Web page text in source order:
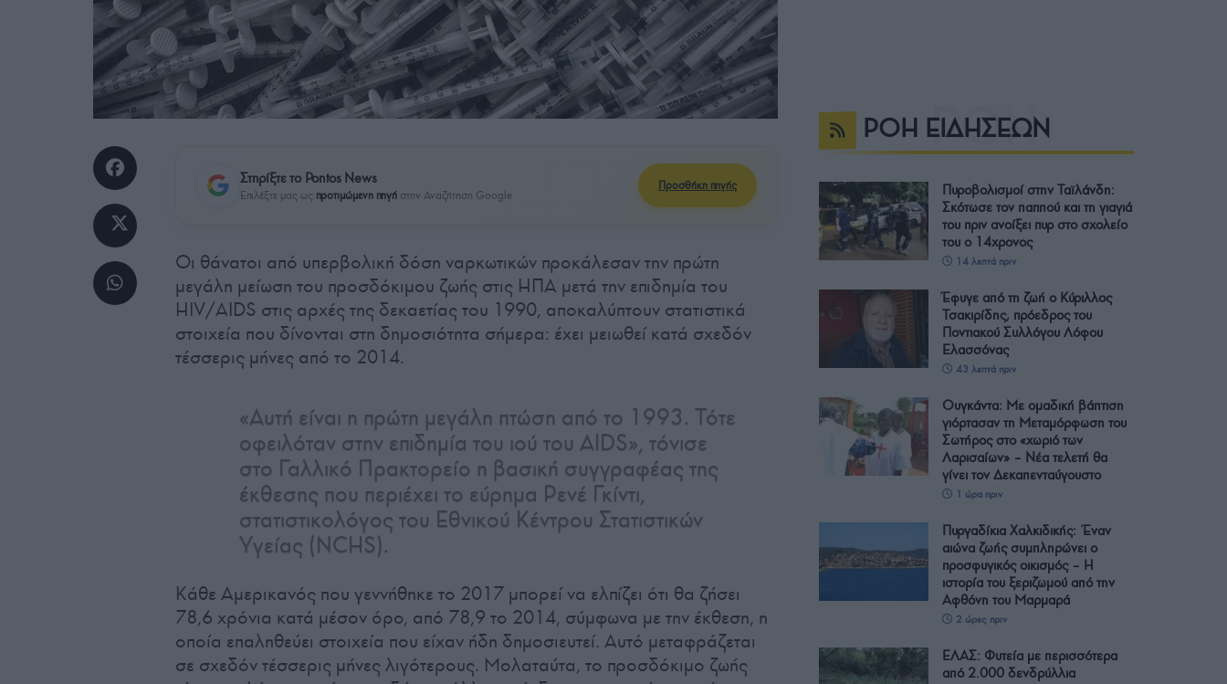
Στηρίξτε το Pontos News
Επιλέξτε μας ως προτιμώμενη πηγή στην Αναζήτηση Google
Προσθήκη πηγής
Οι θάνατοι από υπερβολική δόση ναρκωτικών προκάλεσαν την πρώτη
μεγάλη μείωση του προσδόκιμου ζωής στις ΗΠΑ μετά την επιδημία του
HIV/AIDS στις αρχές της δεκαετίας του 1990, αποκαλύπτουν στατιστικά
στοιχεία που δίνονται στη δημοσιότητα σήμερα: έχει μειωθεί κατά σχεδόν
τέσσερις μήνες από το 2014.
«Αυτή είναι η πρώτη μεγάλη πτώση από το 1993. Τότε
οφειλόταν στην επιδημία του ιού του AIDS», τόνισε
στο Γαλλικό Πρακτορείο η βασική συγγραφέας της
έκθεσης που περιέχει το εύρημα Ρενέ Γκίντι,
στατιστικολόγος του Εθνικού Κέντρου Στατιστικών
Υγείας (NCHS).
Κάθε Αμερικανός που γεννήθηκε το 2017 μπορεί να ελπίζει ότι θα ζήσει
78,6 χρόνια κατά μέσον όρο, από 78,9 το 2014, σύμφωνα με την έκθεση, η
οποία επαληθεύει στοιχεία που είχαν ήδη δημοσιευτεί. Αυτό μεταφράζεται
σε σχεδόν τέσσερις μήνες λιγότερους. Μολαταύτα, το προσδόκιμο ζωής
ΡΟΗ ΕΙΔΗΣΕΩΝ
Πυροβολισμοί στην Ταϊλάνδη:
Σκότωσε τον παππού και τη γιαγιά
του πριν ανοίξει πυρ στο σχολείο
του ο 14χρονος
14 λεπτά πριν
Έφυγε από τη ζωή ο Κύριλλος
Τσακιρίδης, πρόεδρος του
Ποντιακού Συλλόγου Λόφου
Ελασσόνας
43 λεπτά πριν
Ουγκάντα: Με ομαδική βάπτιση
γιόρτασαν τη Μεταμόρφωση του
Σωτήρος στο «χωριό των
Λαρισαίων» – Νέα τελετή θα
γίνει τον Δεκαπενταύγουστο
1 ώρα πριν
Πυργαδίκια Χαλκιδικής: Έναν
αιώνα ζωής συμπληρώνει ο
προσφυγικός οικισμός – Η
ιστορία του ξεριζωμού από την
Αφθόνη του Μαρμαρά
2 ώρες πριν
ΕΛΑΣ: Φυτεία με περισσότερα
από 2.000 δενδρύλλια